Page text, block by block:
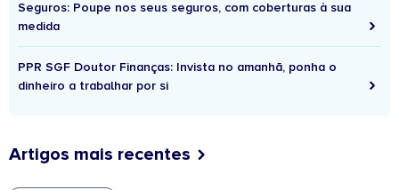
Seguros: Poupe nos seus seguros, com coberturas à sua
medida
PPR SGF Doutor Finanças: Invista no amanhã, ponha o
dinheiro a trabalhar por si
Artigos mais recentes